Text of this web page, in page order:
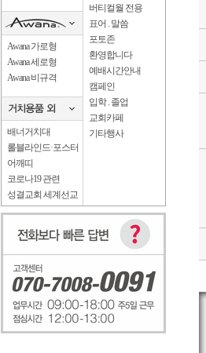
Awana 가로형
Awana 세로형
Awana 비규격
배너거치대
롤블라인드·포스터
어깨띠
코로나19 관련
성결교회 세계선교
버티컬월 전용
표어 . 말씀
포토존
환영합니다
예배시간안내
캠페인
입학 . 졸업
교회카페
기타행사